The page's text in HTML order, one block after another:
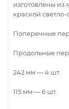
изготовлены
краской светло-
Поперечные
Продольные
242 мм — 4 шт.
115 мм — 6 шт.